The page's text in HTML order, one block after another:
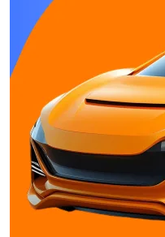
Изотермический фургон
Тип двигателя:
4-
Количество цилиндров:4
Объем двигателя:4433 см³
Макс. мощность:170 л.с.
Макс. крутящий момент:
при о ...
Дилеры
ГАЗ
Автомастер